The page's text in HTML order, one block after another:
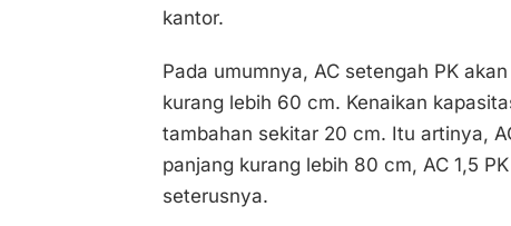
kantor.
Pada umumnya, AC setengah PK
kurang lebih 60 cm. Kenaikan
tambahan sekitar 20 cm. Itu artinya,
panjang kurang lebih 80 cm, AC 1,5
seterusnya.